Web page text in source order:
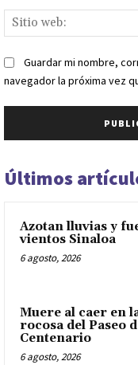
Guardar mi nombre,
navegador la próxima vez
Últimos
Azotan lluvias y
vientos Sinaloa
6 agosto, 2026
Muere al caer en
rocosa del Paseo
Centenario
6 agosto, 2026